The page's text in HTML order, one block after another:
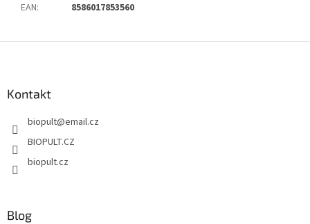
EAN: 8586017853560
Kontakt
biopult@email.cz
BIOPULT.CZ
biopult.cz
Blog